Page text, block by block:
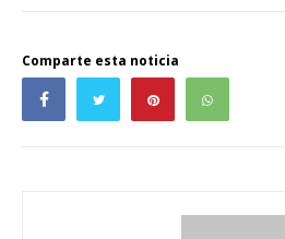
Comparte esta noticia